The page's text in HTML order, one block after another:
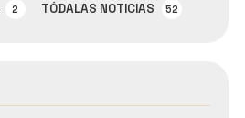
TÓDALAS NOTICIAS 52
2